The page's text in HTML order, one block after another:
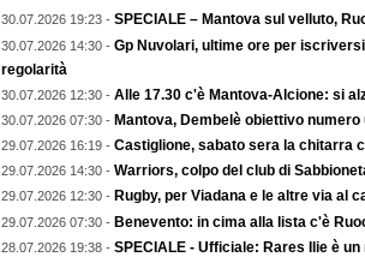
30.07.2026 19:23 - SPECIALE – Mantova sul velluto,
30.07.2026 14:30 - Gp Nuvolari, ultime ore per
regolarità
30.07.2026 12:30 - Alle 17.30 c'è Mantova-Alcione: si
30.07.2026 07:30 - Mantova, Dembelè obiettivo
29.07.2026 16:19 - Castiglione, sabato sera la chitarra
29.07.2026 14:30 - Warriors, colpo del club di
29.07.2026 12:30 - Rugby, per Viadana e le altre via al
29.07.2026 07:30 - Benevento: in cima alla lista c'è
28.07.2026 19:38 - SPECIALE - Ufficiale: Rares Ilie è